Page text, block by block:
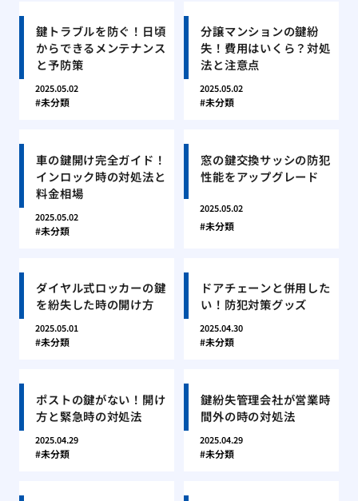
鍵トラブルを防ぐ！日頃
からできるメンテナンス
と予防策
2025.05.02
未分類
分譲マンションの鍵紛
失！費用はいくら？対処
法と注意点
2025.05.02
未分類
車の鍵開け完全ガイド！
インロック時の対処法と
料金相場
2025.05.02
未分類
窓の鍵交換サッシの防犯
性能をアップグレード
2025.05.02
未分類
ダイヤル式ロッカーの鍵
を紛失した時の開け方
2025.05.01
未分類
ドアチェーンと併用した
い！防犯対策グッズ
2025.04.30
未分類
ポストの鍵がない！開け
方と緊急時の対処法
2025.04.29
未分類
鍵紛失管理会社が営業時
間外の時の対処法
2025.04.29
未分類